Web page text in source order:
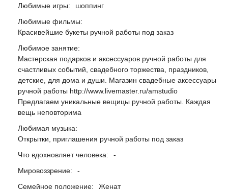
Любимые игры:
шоппинг
Любимые фильмы:
Красивейшие букеты ручной работы под заказ
Любимое занятие:
Мастерская подарков и аксессуаров ручной работы для
счастливых событий, свадебного торжества, праздников,
детские, для дома и души. Магазин свадебные аксессуары
ручной работы http://www.livemaster.ru/amstudio
Предлагаем уникальные вещицы ручной работы. Каждая
вещь неповторима
Любимая музыка:
Открытки, приглашения ручной работы под заказ
Что вдохновляет человека:
-
Мировоззрение:
-
Семейное положение:
Женат